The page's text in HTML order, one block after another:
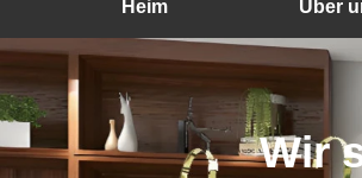
Heim Über
Wir